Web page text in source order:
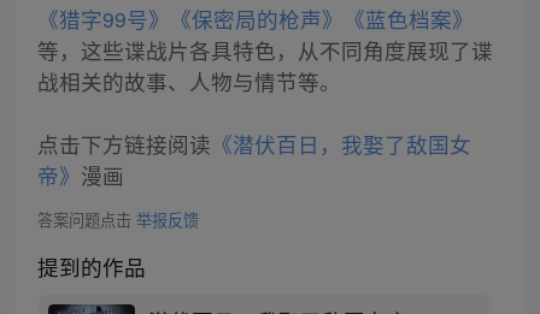
《猎字99号》
《保密局的枪声》
《蓝色档案》
等，这些谍战片各具特色，从不同角度展现了谍
战相关的故事、人物与情节等。
点击下方链接阅读 《潜伏百日，我娶了敌国女
帝》 漫画
答案问题点击 举报反馈
提到的作品